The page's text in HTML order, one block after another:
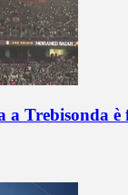
a Trebisonda è